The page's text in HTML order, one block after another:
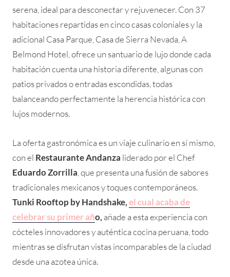
serena, ideal para desconectar y rejuvenecer. Con 37
habitaciones repartidas en cinco casas coloniales y la
adicional Casa Parque, Casa de Sierra Nevada, A
Belmond Hotel, ofrece un santuario de lujo donde cada
habitación cuenta una historia diferente, algunas con
patios privados o entradas escondidas, todas
balanceando perfectamente la herencia histórica con
lujos modernos.
La oferta gastronómica es un viaje culinario en sí mismo,
con el Restaurante Andanza liderado por el Chef
Eduardo Zorrilla , que presenta una fusión de sabores
tradicionales mexicanos y toques contemporáneos.
Tunki Rooftop by Handshake,el cual acaba de
celebrar su primer año, añade a esta experiencia con
cócteles innovadores y auténtica cocina peruana, todo
mientras se disfrutan vistas incomparables de la ciudad
desde una azotea única.